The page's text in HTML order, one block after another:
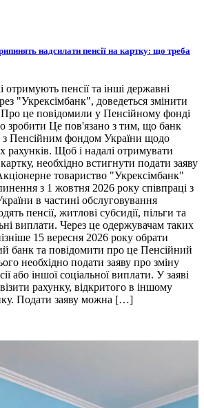
надсилати пенсії на картку: що треба
отримують пенсії та інші державні
"Укрексімбанк", доведеться змінити
Про це повідомили у Пенсійному фонді
зробити Це пов'язано з тим, що банк
Пенсійним фондом України щодо
рахунків. Щоб і надалі отримувати
необхідно встигнути подати заяву
товариство "Укрексімбанк"
з 1 жовтня 2026 року співпраці з
в частині обслуговування
пенсії, житлові субсидії, пільги та
виплати. Через це одержувачам таких
15 вересня 2026 року обрати
банк та повідомити про це Пенсійний
необхідно подати заяву про зміну
або іншої соціальної виплати. У заяві
рахунку, відкритого в іншому
Подати заяву можна […]